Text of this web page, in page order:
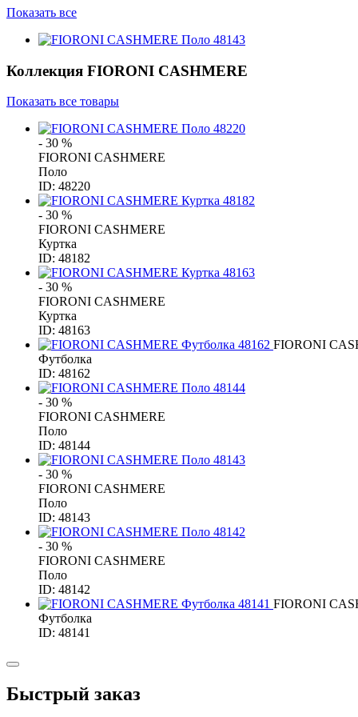
Показать все
Коллекция FIORONI CASHMERE
Показать все товары
- 30 %
FIORONI CASHMERE
Поло
ID: 48220
- 30 %
FIORONI CASHMERE
Куртка
ID: 48182
- 30 %
FIORONI CASHMERE
Куртка
ID: 48163
FIORONI
Футболка
ID: 48162
- 30 %
FIORONI CASHMERE
Поло
ID: 48144
- 30 %
FIORONI CASHMERE
Поло
ID: 48143
- 30 %
FIORONI CASHMERE
Поло
ID: 48142
FIORONI
Футболка
ID: 48141
Быстрый заказ